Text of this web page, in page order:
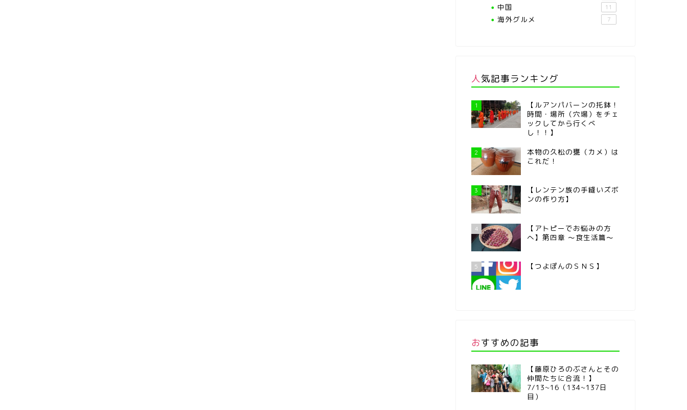
中国 11
海外グルメ 7
人気記事ランキング
1
【ルアンパバーンの托鉢！
時間・場所（穴場）をチェ
ックしてから行くべ
し！！】
2
本物の久松の甕（カメ）は
これだ！
3
【レンテン族の手縫いズボ
ンの作り方】
4
【アトピーでお悩みの方
へ】第四章 ～食生活篇～
5 【つよぽんのＳＮＳ】
おすすめの記事
【藤原ひろのぶさんとその
仲間たちに合流！】
7/13~16（134~137日
目）